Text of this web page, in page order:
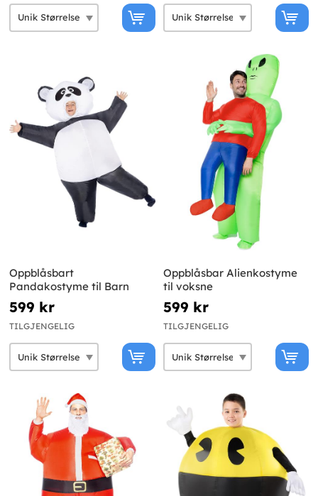
Oppblåsbart
Pandakostyme til Barn
599 kr
TILGJENGELIG
Oppblåsbar Alienkostyme
til voksne
599 kr
TILGJENGELIG